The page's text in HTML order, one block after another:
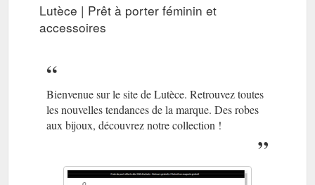
Lutèce | Prêt à porter féminin et
accessoires
Bienvenue sur le site de Lutèce. Retrouvez toutes
les nouvelles tendances de la marque. Des robes
aux bijoux, découvrez notre collection !